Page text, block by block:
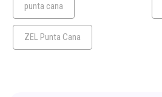
punta cana
ZEL Punta Cana